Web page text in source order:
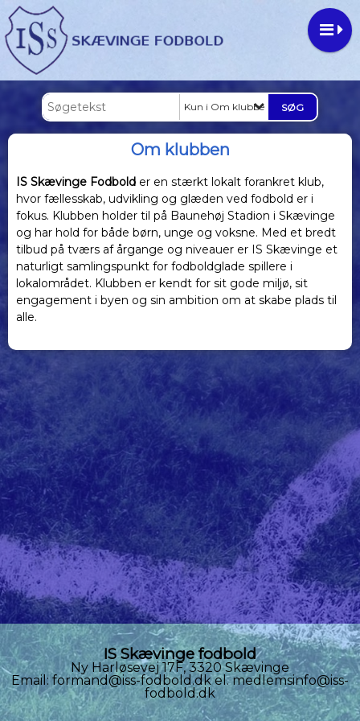
Kun i Om klubben
Om klubben
IS Skævinge Fodbold er en stærkt lokalt forankret klub,
hvor fællesskab, udvikling og glæden ved fodbold er i
fokus. Klubben holder til på Baunehøj Stadion i Skævinge
og har hold for både børn, unge og voksne. Med et bredt
tilbud på tværs af årgange og niveauer er IS Skævinge et
naturligt samlingspunkt for fodboldglade spillere i
lokalområdet. Klubben er kendt for sit gode miljø, sit
engagement i byen og sin ambition om at skabe plads til
alle.
IS Skævinge fodbold
Ny Harløsevej 17F, 3320 Skævinge
Email: formand@iss-fodbold.dk el. medlemsinfo@iss-
fodbold.dk